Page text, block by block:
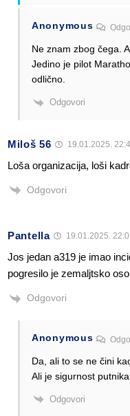
Anonymous
Ne znam zbog čega.
Jedino je pilot
odlično.
Odgovori
Miloš 56 19.01.2025.
Loša organizacija, loši
Odgovori
Pantella 19.01.2025.
Jos jedan a319 je imao
pogresilo je zemaljtsko
Odgovori
Anonymous
Da, ali to se ne čini
Ali je sigurnost
Odgovori